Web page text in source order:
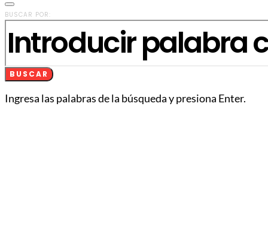
BUSCAR POR:
BUSCAR
Ingresa las palabras de la búsqueda y presiona Enter.